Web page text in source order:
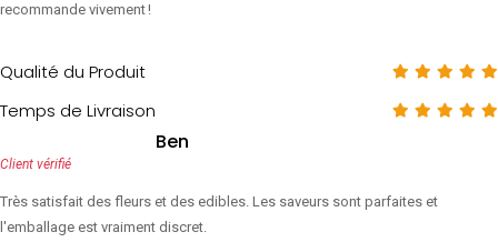
recommande vivement !
Qualité du Produit
Temps de Livraison
Ben
Client vérifié
Très satisfait des fleurs et des edibles. Les saveurs sont parfaites et
l'emballage est vraiment discret.